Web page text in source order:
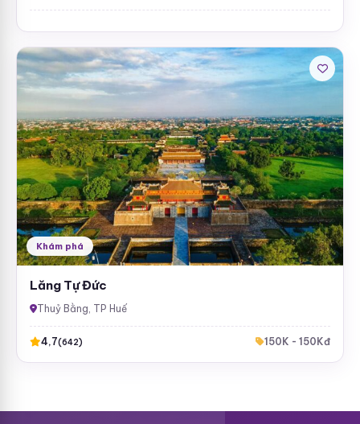
Khám phá
Lăng Tự Đức
Thuỷ Bằng, TP Huế
4,7(642) 150K - 150Kđ